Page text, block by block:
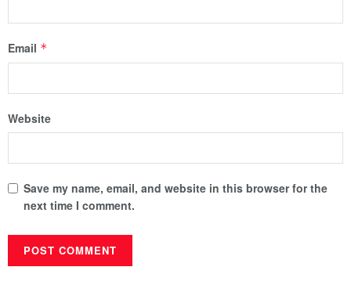
Email *
Website
Save my name, email, and website in this browser for the
next time I comment.